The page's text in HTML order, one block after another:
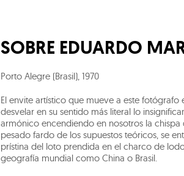
SOBRE EDUARDO
Porto Alegre (Brasil), 1970
El envite artístico que mueve a este
desvelar en su sentido más literal lo
armónico encendiendo en nosotros la
pesado fardo de los supuestos teóricos, se
prístina del loto prendida en el charco de
geografía mundial como China o Brasil.